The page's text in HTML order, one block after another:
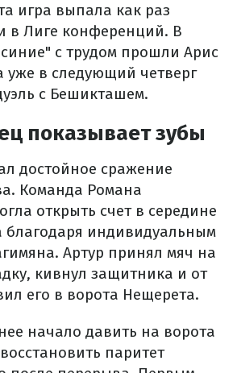
игра выпала как раз
в Лиге конференций. В
с трудом прошли Арис
уже в следующий четверг
с Бешикташем.
показывает зубы
достойное сражение
Команда Романа
открыть счет в середине
благодаря индивидуальным
Артур принял мяч на
кивнул защитника и от
его в ворота Нещерета.
начало давить на ворота
паритет